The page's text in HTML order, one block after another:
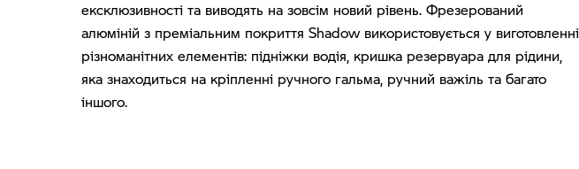
Максимальний комфорт: для
Вас і Вашого пасажира
Витонченість: фрезеровані деталі
ексклюзивності та виводять на зовсім новий рівень. Фрезерований
алюміній з преміальним покриття Shadow використовується у виготовленні
різноманітних елементів: підніжки водія, кришка резервуара для рідини,
яка знаходиться на кріпленні ручного гальма, ручний важіль та багато
іншого.